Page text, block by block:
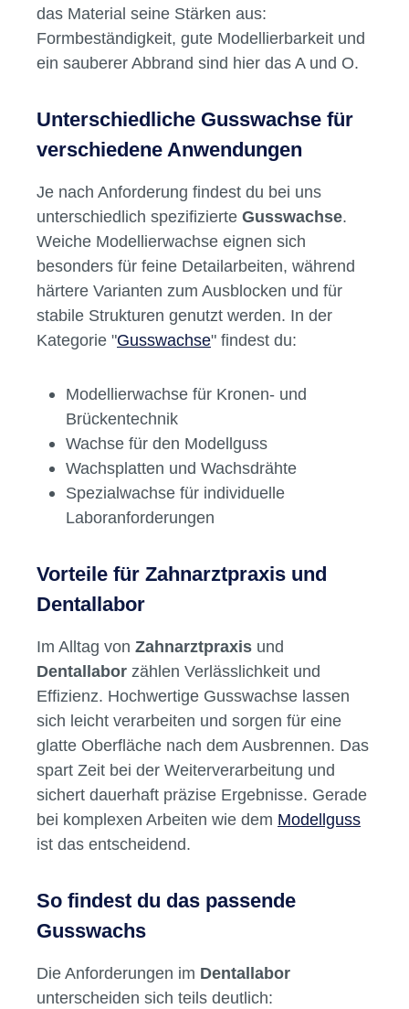
das Material seine Stärken aus:
Formbeständigkeit, gute Modellierbarkeit und
ein sauberer Abbrand sind hier das A und O.
Unterschiedliche Gusswachse für
verschiedene Anwendungen
Je nach Anforderung findest du bei uns
unterschiedlich spezifizierte Gusswachse.
Weiche Modellierwachse eignen sich
besonders für feine Detailarbeiten, während
härtere Varianten zum Ausblocken und für
stabile Strukturen genutzt werden. In der
Kategorie "Gusswachse" findest du:
Modellierwachse für Kronen- und
Brückentechnik
Wachse für den Modellguss
Wachsplatten und Wachsdrähte
Spezialwachse für individuelle
Laboranforderungen
Vorteile für Zahnarztpraxis und
Dentallabor
Im Alltag von Zahnarztpraxis und
Dentallabor zählen Verlässlichkeit und
Effizienz. Hochwertige Gusswachse lassen
sich leicht verarbeiten und sorgen für eine
glatte Oberfläche nach dem Ausbrennen. Das
spart Zeit bei der Weiterverarbeitung und
sichert dauerhaft präzise Ergebnisse. Gerade
bei komplexen Arbeiten wie dem Modellguss
ist das entscheidend.
So findest du das passende
Gusswachs
Die Anforderungen im Dentallabor
unterscheiden sich teils deutlich: